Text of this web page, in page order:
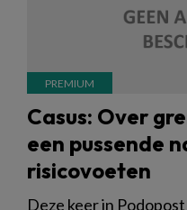
Casus: Over
een pussende
risicovoeten
Deze keer in